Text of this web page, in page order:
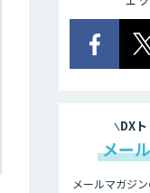
DX
メー
メールマガジ